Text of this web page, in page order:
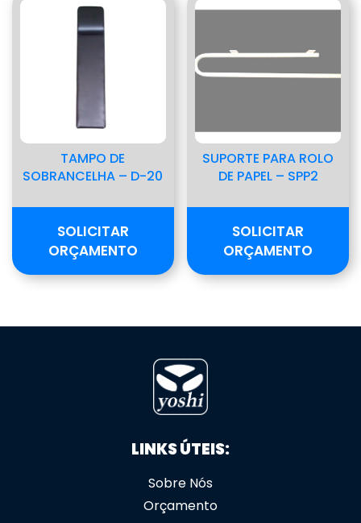
TAMPO DE
SOBRANCELHA – D-20
SOLICITAR
ORÇAMENTO
SUPORTE PARA ROLO
DE PAPEL – SPP2
SOLICITAR
ORÇAMENTO
LINKS ÚTEIS:
Sobre Nós
Orçamento